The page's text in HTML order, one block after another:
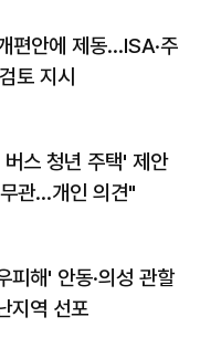
편안에 제동…ISA·주
토 지시
스 청년 주택' 제안
관…개인 의견"
피해' 안동·의성 관할
지역 선포